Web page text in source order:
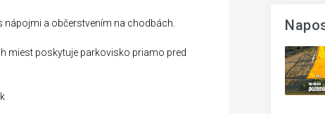
nápojmi a občerstvením na chodbách.
miest poskytuje parkovisko priamo pred